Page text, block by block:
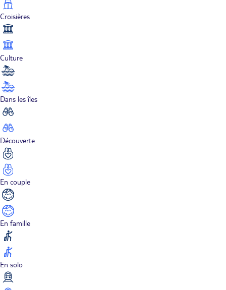
Croisières
Culture
Dans les îles
Découverte
En couple
En famille
En solo